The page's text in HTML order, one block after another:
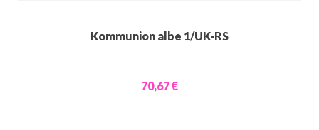
Kommunion albe 1/UK-RS
70,67 €